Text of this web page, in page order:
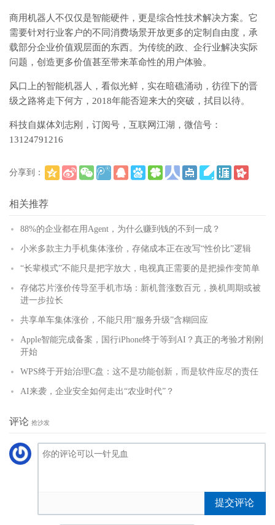
商用机器人不仅仅是智能硬件，更是综合性技术解决方案。它
需要针对行业客户的不同消费场景开放更多的定制自由度，承
载部分企业价值观层面的东西。为传统的政、企行业解决实际
问题，创造更多价值甚至带来革命性的用户体验。
风口上的智能机器人，看似光鲜，实在暗礁涌动，彷徨下的晋
级之路将走下何方，2018年能否迎来大的突破，拭目以待。
科技自媒体刘志刚，订阅号，互联网江湖，微信号：
13124791216
分享到：
相关推荐
88%的企业都在用Agent，为什么赚到钱的不到一成？
小米多款主力手机集体涨价，存储成本正在改写“性价比”逻辑
“长辈模式”不能只是把字放大，电视真正需要的是把操作变简单
存储芯片涨价传导至手机市场：新机普涨数百元，换机周期或被
进一步拉长
共享单车集体涨价，不能只用“服务升级”含糊回应
Apple智能完成备案，国行iPhone终于等到AI？真正的考验才刚刚
开始
WPS终于开始治理C盘：这不是功能创新，而是软件应尽的责任
AI来袭，企业安全如何走出“农业时代”？
评论 抢沙发
提交评论